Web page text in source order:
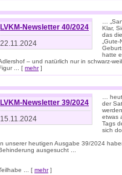
LVKM-Newsletter 40/2024
22.11.2024
…
Klar,
das
hatte
– und natürlich nur in schwarz-
... [ mehr]
LVKM-Newsletter 39/2024
15.11.2024
…
der
etwas
Tags
sich
unserer heutigen Ausgabe 39/2024
ausgesucht ...
... [ mehr]